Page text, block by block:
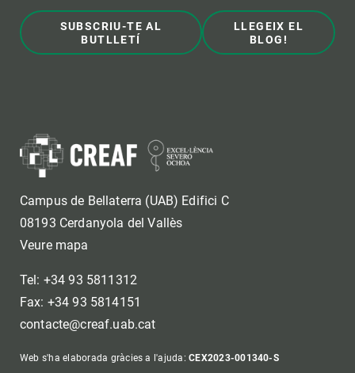
SUBSCRIU-TE AL
BUTLLETÍ
LLEGEIX EL
BLOG!
Campus de Bellaterra (UAB) Edifici C
08193 Cerdanyola del Vallès
Veure mapa
Tel: +34 93 5811312
Fax: +34 93 5814151
contacte@creaf.uab.cat
Web s'ha elaborada gràcies a l'ajuda:CEX2023-001340-S